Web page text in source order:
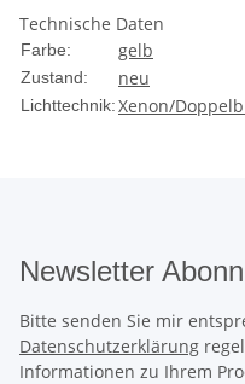
Technische Daten
Farbe: gelb
Zustand: neu
Lichttechnik:Xenon/
Newsletter
Bitte senden Sie mir
Datenschutzerklärung
Informationen zu Ihrem